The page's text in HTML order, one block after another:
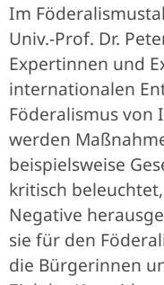
Im
Univ.-Prof. Dr.
Expertinnen und
internationalen
Föderalismus von
werden
beispielsweise
kritisch
Negative
sie für den
die Bürgerinnen